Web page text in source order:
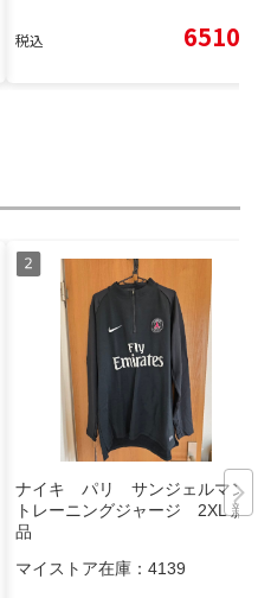
税込 6510
ナイキ パリ サンジェルマン
トレーニングジャージ 2XL 新
品
マイストア在庫： 4139